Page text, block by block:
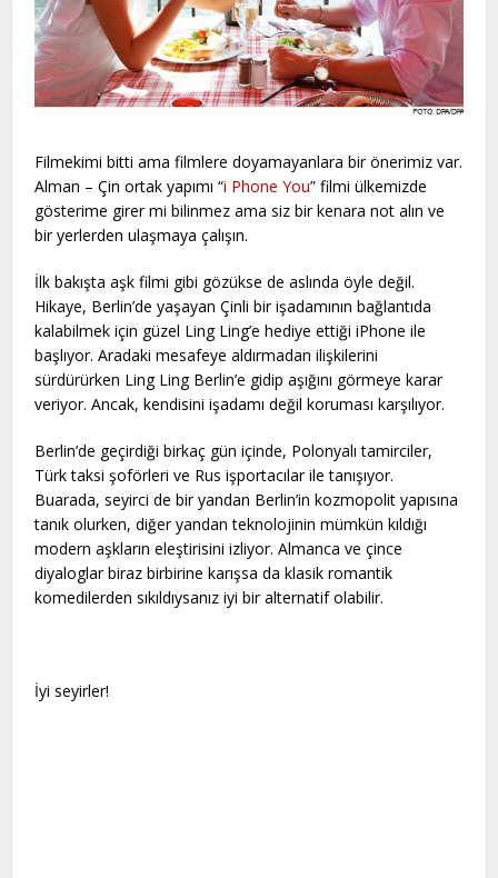
Filmekimi bitti ama filmlere doyamayanlara bir önerimiz var.
Alman – Çin ortak yapımı “i Phone You” filmi ülkemizde
gösterime girer mi bilinmez ama siz bir kenara not alın ve
bir yerlerden ulaşmaya çalışın.
İlk bakışta aşk filmi gibi gözükse de aslında öyle değil.
Hikaye, Berlin’de yaşayan Çinli bir işadamının bağlantıda
kalabilmek için güzel Ling Ling’e hediye ettiği iPhone ile
başlıyor. Aradaki mesafeye aldırmadan ilişkilerini
sürdürürken Ling Ling Berlin’e gidip aşığını görmeye karar
veriyor. Ancak, kendisini işadamı değil koruması karşılıyor.
Berlin’de geçirdiği birkaç gün içinde, Polonyalı tamirciler,
Türk taksi şoförleri ve Rus işportacılar ile tanışıyor.
Buarada, seyirci de bir yandan Berlin’in kozmopolit yapısına
tanık olurken, diğer yandan teknolojinin mümkün kıldığı
modern aşkların eleştirisini izliyor. Almanca ve çince
diyaloglar biraz birbirine karışsa da klasik romantik
komedilerden sıkıldıysanız iyi bir alternatif olabilir.
İyi seyirler!